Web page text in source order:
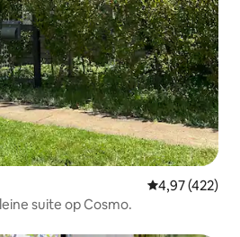
Gemiddelde
4,97 (422)
suite op Cosmo.